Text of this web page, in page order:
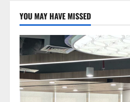
YOU MAY HAVE MISSED